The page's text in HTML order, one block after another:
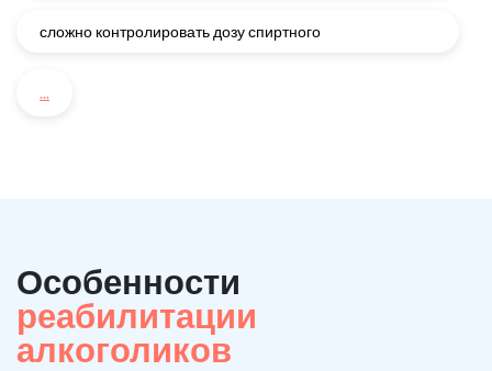
сложно контролировать дозу спиртного
...
Особенности
реабилитации
алкоголиков